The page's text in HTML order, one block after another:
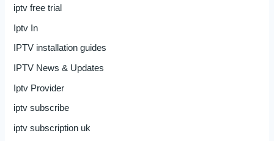
iptv free trial
Iptv In
IPTV installation guides
IPTV News & Updates
Iptv Provider
iptv subscribe
iptv subscription uk